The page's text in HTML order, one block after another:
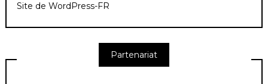
Site de WordPress-FR
Partenariat